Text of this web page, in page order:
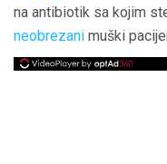
na antibiotik sa kojim
neobrezani muški